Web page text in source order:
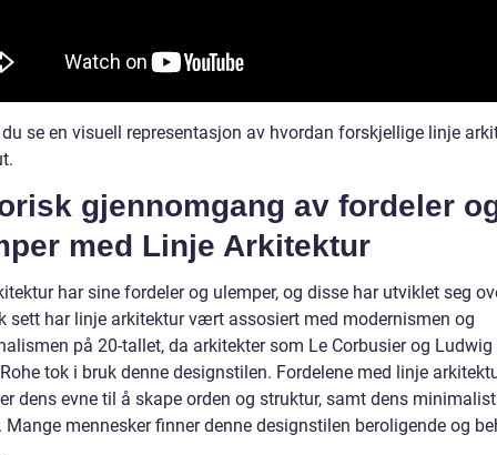
se en visuell representasjon av hvordan forskjellige linje
gjennomgang av fordeler
med Linje Arkitektur
har sine fordeler og ulemper, og disse har utviklet seg
sett har linje arkitektur vært assosiert med modernismen og
på 20-tallet, da arkitekter som Le Corbusier og Ludwig
tok i bruk denne designstilen. Fordelene med linje
dens evne til å skape orden og struktur, samt dens
Mange mennesker finner denne designstilen beroligende og